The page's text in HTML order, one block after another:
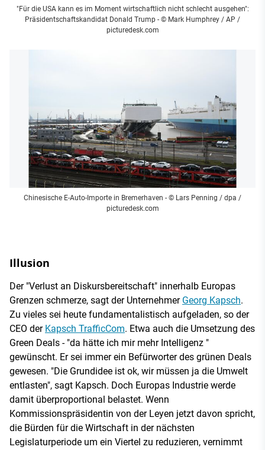
"Für die USA kann es im Moment wirtschaftlich nicht schlecht ausgehen":
Präsidentschaftskandidat Donald Trump - © Mark Humphrey / AP /
picturedesk.com
Chinesische E-Auto-Importe in Bremerhaven - © Lars Penning / dpa /
picturedesk.com
Illusion
Der "Verlust an Diskursbereitschaft" innerhalb Europas
Grenzen schmerze, sagt der Unternehmer Georg Kapsch.
Zu vieles sei heute fundamentalistisch aufgeladen, so der
CEO der Kapsch TrafficCom. Etwa auch die Umsetzung des
Green Deals - "da hätte ich mir mehr Intelligenz "
gewünscht. Er sei immer ein Befürworter des grünen Deals
gewesen. "Die Grundidee ist ok, wir müssen ja die Umwelt
entlasten", sagt Kapsch. Doch Europas Industrie werde
damit überproportional belastet. Wenn
Kommissionspräsidentin von der Leyen jetzt davon spricht,
die Bürden für die Wirtschaft in der nächsten
Legislaturperiode um ein Viertel zu reduzieren, vernimmt